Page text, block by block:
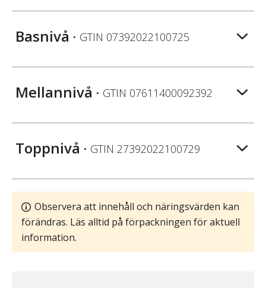
Basnivå • GTIN 07392022100725
Mellannivå • GTIN 07611400092392
Toppnivå • GTIN 27392022100729
Observera att innehåll och näringsvärden kan
förändras. Läs alltid på förpackningen för aktuell
information.